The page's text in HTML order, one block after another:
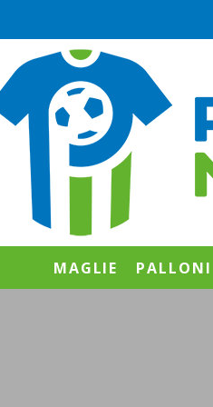
MAGLIE PALLONI